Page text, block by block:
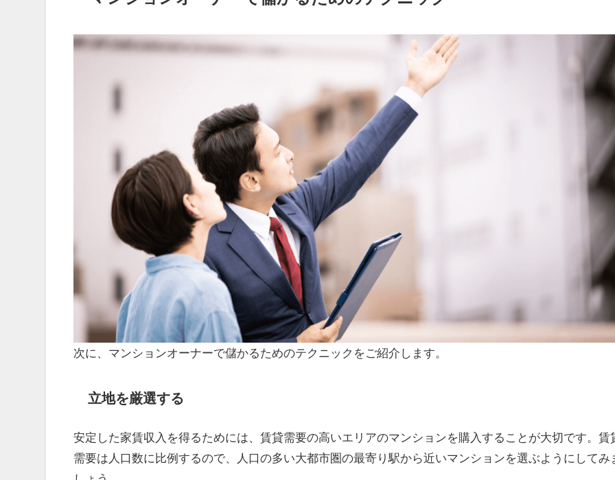
次に、マンションオーナーで儲かるためのテクニックをご紹介します。
立地を厳選する
安定した家賃収入を得るためには、賃貸需要の高いエリアのマンションを購入することが大切です。賃
需要は人口数に比例するので、人口の多い大都市圏の最寄り駅から近いマンションを選ぶようにしてみ